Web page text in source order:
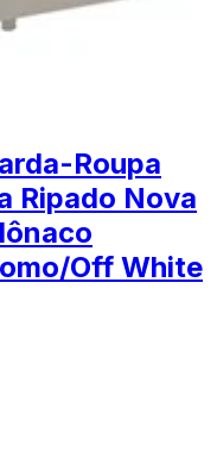
Roupa
Ripado Nova
Off White